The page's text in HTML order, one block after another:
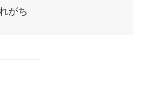
がち